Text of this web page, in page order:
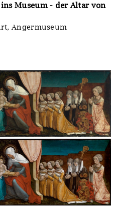
Museum - der Altar von
Angermuseum